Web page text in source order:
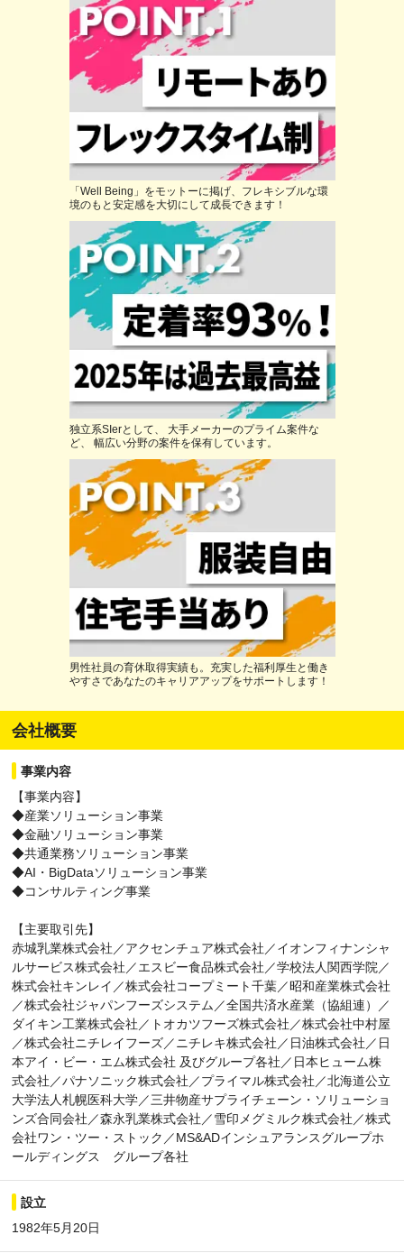
「Well Being」をモットーに掲げ、フレキシブルな環
境のもと安定感を大切にして成長できます！
独立系SIerとして、 大手メーカーのプライム案件な
ど、 幅広い分野の案件を保有しています。
男性社員の育休取得実績も。充実した福利厚生と働き
やすさであなたのキャリアアップをサポートします！
会社概要
事業内容
【事業内容】
◆産業ソリューション事業
◆金融ソリューション事業
◆共通業務ソリューション事業
◆AI・BigDataソリューション事業
◆コンサルティング事業
【主要取引先】
赤城乳業株式会社／アクセンチュア株式会社／イオンフィナンシャ
ルサービス株式会社／エスビー食品株式会社／学校法人関西学院／
株式会社キンレイ／株式会社コープミート千葉／昭和産業株式会社
／株式会社ジャパンフーズシステム／全国共済水産業（協組連）／
ダイキン工業株式会社／トオカツフーズ株式会社／株式会社中村屋
／株式会社ニチレイフーズ／ニチレキ株式会社／日油株式会社／日
本アイ・ビー・エム株式会社 及びグループ各社／日本ヒューム株
式会社／パナソニック株式会社／プライマル株式会社／北海道公立
大学法人札幌医科大学／三井物産サプライチェーン・ソリューショ
ンズ合同会社／森永乳業株式会社／雪印メグミルク株式会社／株式
会社ワン・ツー・ストック／MS&ADインシュアランスグループホ
ールディングス グループ各社
設立
1982年5月20日